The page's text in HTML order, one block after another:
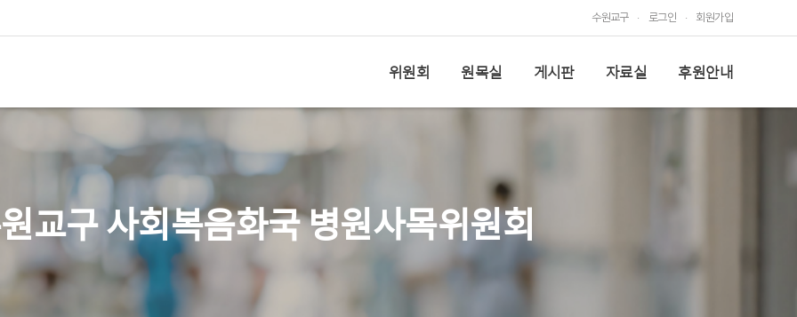
수원교구 로그인 회원가입
위원회
연락처
원목실
한림대학교 성심병원(평촌) 게시판
공지사항 자료실
사진 갤러리
후원안내
후원안내
교구 사회복음화국 병원사목위원회